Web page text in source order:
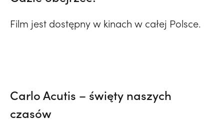
Film jest dostępny w kinach w całej Polsce.
Carlo Acutis – święty naszych
czasów